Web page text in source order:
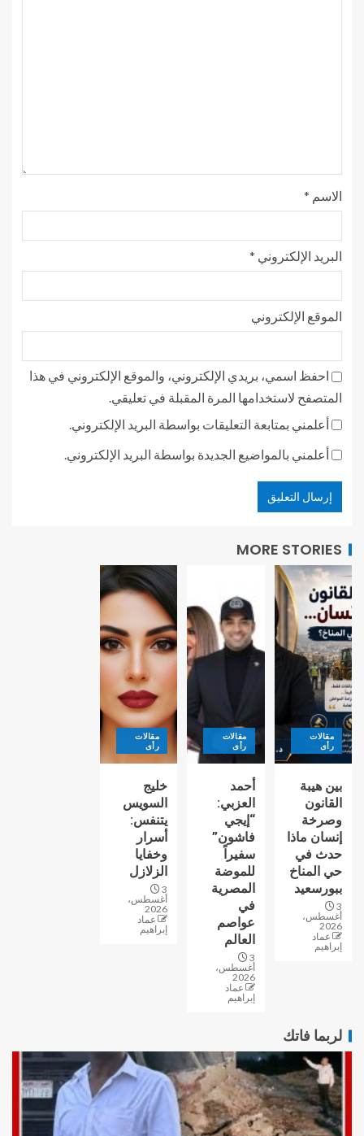
الاسم *
البريد الإلكتروني *
الموقع الإلكتروني
احفظ اسمي، بريدي الإلكتروني، والموقع الإلكتروني في هذا
المتصفح لاستخدامها المرة المقبلة في تعليقي.
أعلمني بمتابعة التعليقات بواسطة البريد الإلكتروني.
أعلمني بالمواضيع الجديدة بواسطة البريد الإلكتروني.
MORE STORIES
مقالات
رأى
بين هيبة
القانون
وصرخة
إنسان ماذا
حدث في
حي المناخ
ببورسعيد
3
أغسطس،
2026
عماد
إبراهيم
مقالات
رأى
أحمد
العزبي:
“إيجي
فاشون”
سفيراً
للموضة
المصرية
في
عواصم
العالم
3
أغسطس،
2026
عماد
إبراهيم
مقالات
رأى
خليج
السويس
يتنفس:
أسرار
وخفايا
الزلازل
3
أغسطس،
2026
عماد
إبراهيم
لربما فاتك